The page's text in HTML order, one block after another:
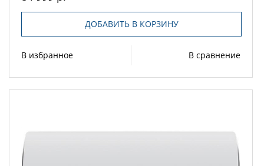
ДОБАВИТЬ В КОРЗИНУ
В избранное В сравнение